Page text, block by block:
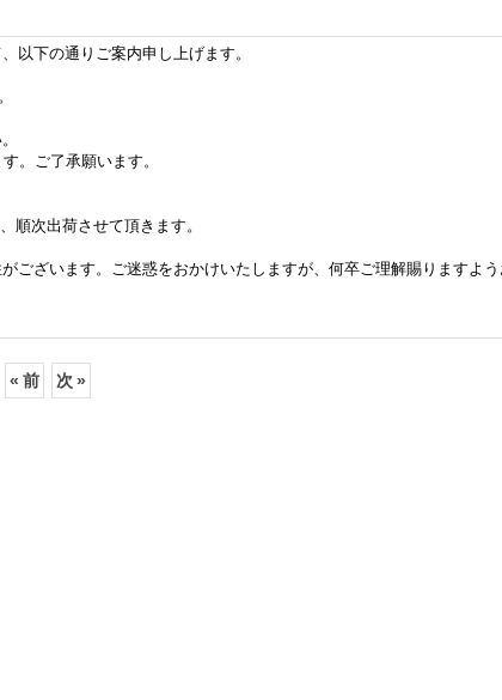
以下の通りご案内申し上げます。
。ご了承願います。
順次出荷させて頂きます。
ございます。ご迷惑をおかけいたしますが、何卒ご理解賜りますよ
« 前 次 »